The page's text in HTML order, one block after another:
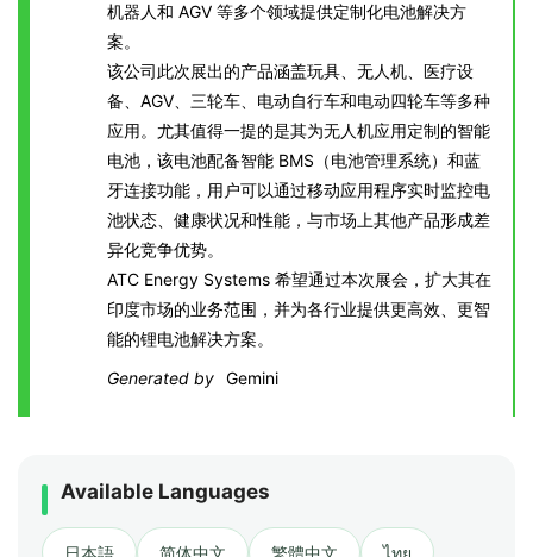
机器人和 AGV 等多个领域提供定制化电池解决方
案。
该公司此次展出的产品涵盖玩具、无人机、医疗设
备、AGV、三轮车、电动自行车和电动四轮车等多种
应用。尤其值得一提的是其为无人机应用定制的智能
电池，该电池配备智能 BMS（电池管理系统）和蓝
牙连接功能，用户可以通过移动应用程序实时监控电
池状态、健康状况和性能，与市场上其他产品形成差
异化竞争优势。
ATC Energy Systems 希望通过本次展会，扩大其在
印度市场的业务范围，并为各行业提供更高效、更智
能的锂电池解决方案。
Generated by Gemini
Available Languages
日本語 简体中文 繁體中文 ไทย